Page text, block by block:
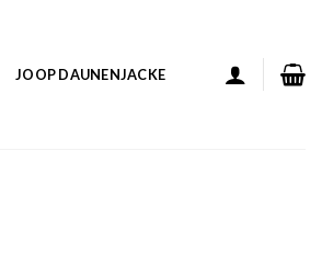
JOOP DAUNENJACKE